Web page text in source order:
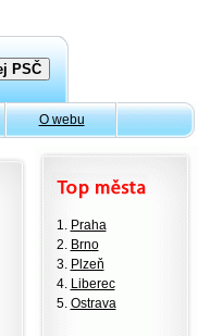
O webu
1. Praha
2. Brno
3. Plzeň
4. Liberec
5. Ostrava